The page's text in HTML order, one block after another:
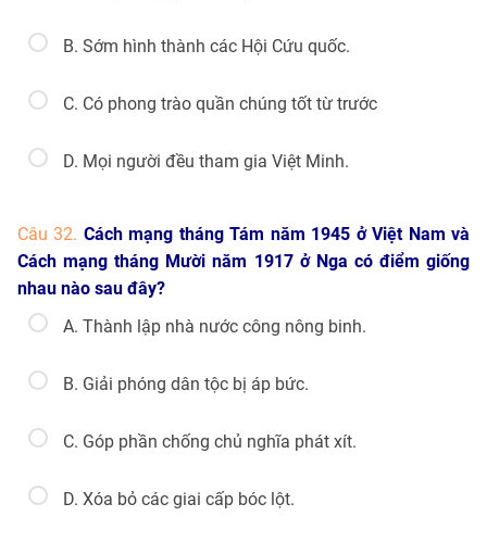
B. Sớm hình thành các Hội Cứu quốc.
C. Có phong trào quần chúng tốt từ trước
D. Mọi người đều tham gia Việt Minh.
Câu 32. Cách mạng tháng Tám năm 1945 ở Việt Nam và
Cách mạng tháng Mười năm 1917 ở Nga có điểm giống
nhau nào sau đây?
A. Thành lập nhà nước công nông binh.
B. Giải phóng dân tộc bị áp bức.
C. Góp phần chống chủ nghĩa phát xít.
D. Xóa bỏ các giai cấp bóc lột.